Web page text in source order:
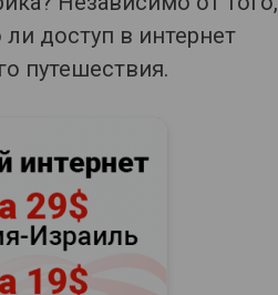
доступ в интернет
путешествия.